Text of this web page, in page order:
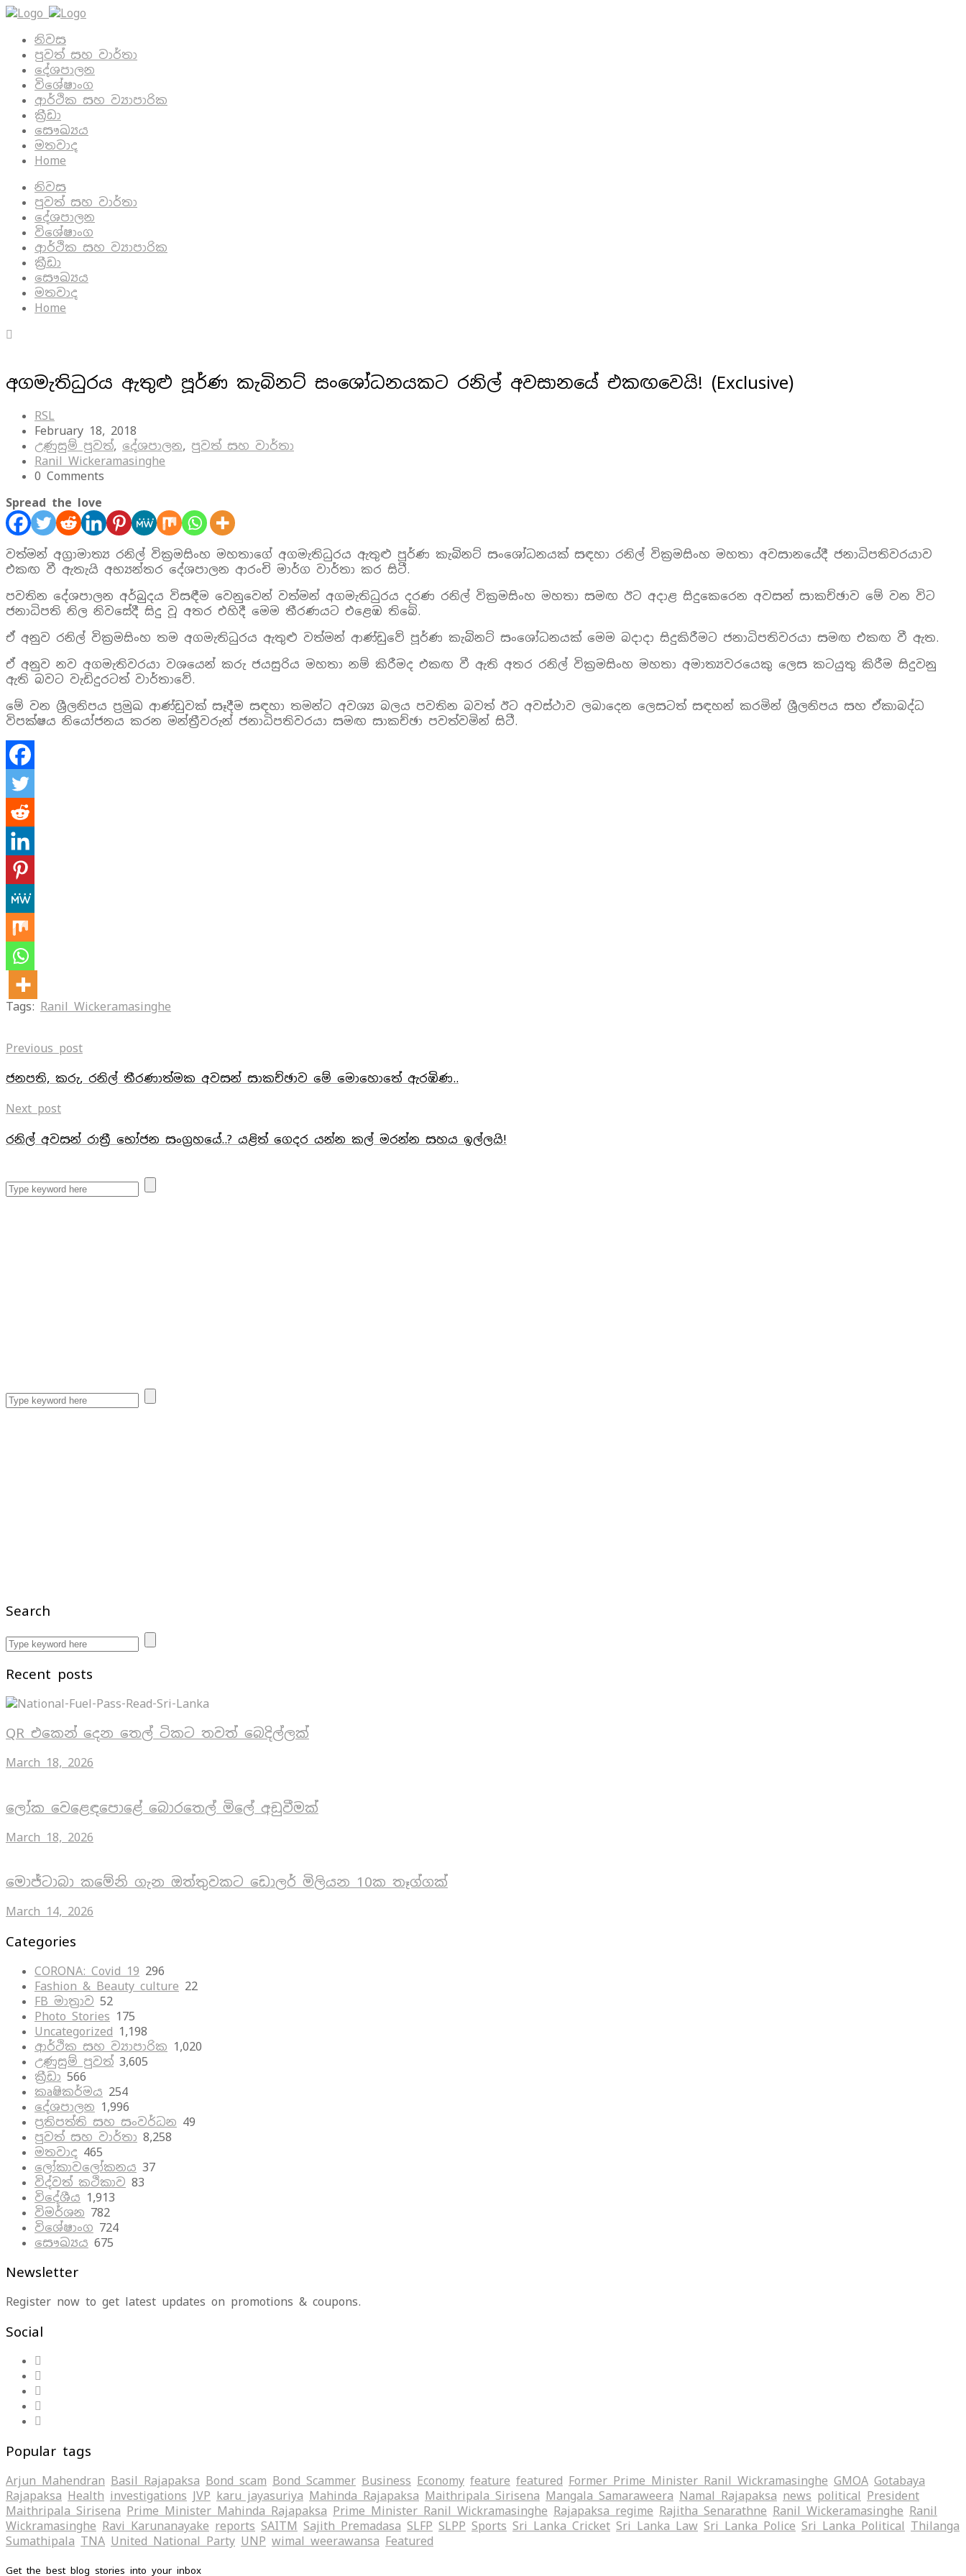
නිවස
පුවත් සහ වාර්තා
දේශපාලන
විශේෂාංග
ආර්ථික සහ ව්‍යාපාරික
ක්‍රීඩා
සෞඛ්‍යය
මතවාද
Home
නිවස
පුවත් සහ වාර්තා
දේශපාලන
විශේෂාංග
ආර්ථික සහ ව්‍යාපාරික
ක්‍රීඩා
සෞඛ්‍යය
මතවාද
Home
අගමැතිධුරය ඇතුළු පූර්ණ කැබිනට් සංශෝධනයකට රනිල් අවසානයේ එකඟවෙයි! (Exclusive)
RSL
February 18, 2018
උණුසුම් පුවත්, දේශපාලන, පුවත් සහ වාර්තා
Ranil Wickeramasinghe
0 Comments
Spread the love
වත්මන් අග්‍රාමාත්‍ය රනිල් වික්‍රමසිංහ මහතාගේ අගමැතිධුරය ඇතුළු පූර්ණ කැබිනට් සංශෝධනයක් සඳහා රනිල් වික්‍රමසිංහ මහතා අවසානයේදී ජනාධිපතිවරයාව
එකඟ වී ඇතැයි අභ්‍යන්තර දේශපාලන ආරංචි මාර්ග වාර්තා කර සිටී.
පවතින දේශපාලන අර්බුදය විසඳීම වෙනුවෙන් වත්මන් අගමැතිධුරය දරණ රනිල් වික්‍රමසිංහ මහතා සමඟ ඊට අදාළ සිදුකෙරෙන අවසන් සාකච්ඡාව මේ වන විට
ජනාධිපති නිල නිවසේදී සිදු වූ අතර එහිදී මෙම තීරණයට එළෙඹ තිබේ.
ඒ අනුව රනිල් වික්‍රමසිංහ තම අගමැතිධුරය ඇතුළු වත්මන් ආණ්ඩුවේ පූර්ණ කැබිනට් සංශෝධනයක් මෙම බදාදා සිදුකිරීමට ජනාධිපතිවරයා සමඟ එකඟ වී ඇත.
ඒ අනුව නව අගමැතිවරයා වශයෙන් කරු ජයසුරිය මහතා නම් කිරීමද එකඟ වී ඇති අතර රනිල් වික්‍රමසිංහ මහතා අමාත්‍යවරයෙකු ලෙස කටයුතු කිරීම සිදුවනු
ඇති බවට වැඩිදුරටත් වාර්තාවේ.
මේ වන ශ්‍රීලනිපය ප්‍රමුඛ ආණ්ඩුවක් සෑදීම සඳහා තමන්ට අවශ්‍ය බලය පවතින බවත් ඊට අවස්ථාව ලබාදෙන ලෙසටත් සඳහන් කරමින් ශ්‍රීලනිපය සහ ඒකාබද්ධ
විපක්ෂය නියෝජනය කරන මන්ත්‍රීවරුන් ජනාධිපතිවරයා සමඟ සාකච්ඡා පවත්වමින් සිටී.
Tags: Ranil Wickeramasinghe
Previous post
ජනපති, කරු, රනිල් තීරණාත්මක අවසන් සාකච්ඡාව මේ මොහොතේ ඇරඹිණ..
Next post
රනිල් අවසන් රාත්‍රී භෝජන සංග්‍රහයේ..? යළිත් ගෙදර යන්න කල් මරන්න සහය ඉල්ලයි!
Search
Recent posts
QR එකෙන් දෙන තෙල් ටිකට තවත් බෙදිල්ලක්
March 18, 2026
ලෝක වෙළෙඳපොළේ බොරතෙල් මිලේ අඩුවීමක්
March 18, 2026
මොජ්ටාබා කමේනි ගැන ඔත්තුවකට ඩොලර් මිලියන 10ක තෑග්ගක්
March 14, 2026
Categories
CORONA: Covid 19 296
Fashion & Beauty culture 22
FB මාත්‍රාව 52
Photo Stories 175
Uncategorized 1,198
ආර්ථික සහ ව්‍යාපාරික 1,020
උණුසුම් පුවත් 3,605
ක්‍රීඩා 566
කෘෂිකර්මය 254
දේශපාලන 1,996
ප්‍රතිපත්ති සහ සංවර්ධන 49
පුවත් සහ වාර්තා 8,258
මතවාද 465
ලෝකාවලෝකනය 37
විද්වත් කථිකාව 83
විදේශීය 1,913
විමර්ශන 782
විශේෂාංග 724
සෞඛ්‍යය 675
Newsletter
Register now to get latest updates on promotions & coupons.
Social
Popular tags
Arjun Mahendran Basil Rajapaksa Bond scam Bond Scammer Business Economy feature featured Former Prime Minister Ranil Wickramasinghe GMOA Gotabaya
Rajapaksa Health investigations JVP karu jayasuriya Mahinda Rajapaksa Maithripala Sirisena Mangala Samaraweera Namal Rajapaksa news political President
Maithripala Sirisena Prime Minister Mahinda Rajapaksa Prime Minister Ranil Wickramasinghe Rajapaksa regime Rajitha Senarathne Ranil Wickeramasinghe Ranil
Wickramasinghe Ravi Karunanayake reports SAITM Sajith Premadasa SLFP SLPP Sports Sri Lanka Cricket Sri Lanka Law Sri Lanka Police Sri Lanka Political Thilanga
Sumathipala TNA United National Party UNP wimal weerawansa ‍Featured
Get the best blog stories into your inbox